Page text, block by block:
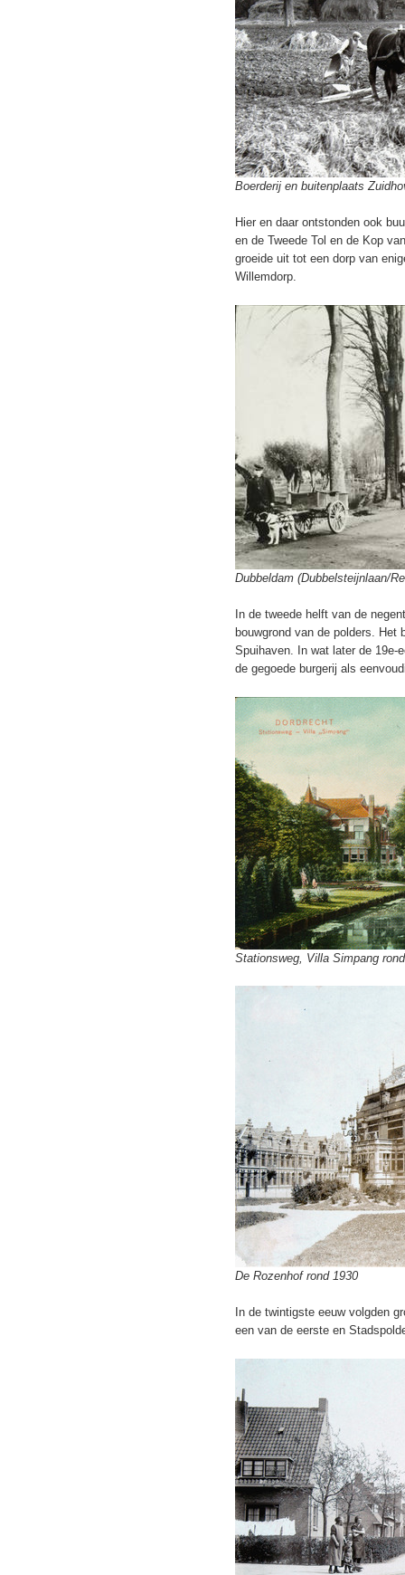
Boerderij en buitenplaats
Hier en daar ontstonden ook
en de Tweede Tol en de Kop
groeide uit tot een dorp van
Willemdorp.
Dubbeldam (Dubbelsteijnlaan/
In de tweede helft van de
bouwgrond van de polders. Het
Spuihaven. In wat later de 19e-
de gegoede burgerij als
Stationsweg, Villa Simpang
De Rozenhof rond 1930
In de twintigste eeuw volgden
een van de eerste en